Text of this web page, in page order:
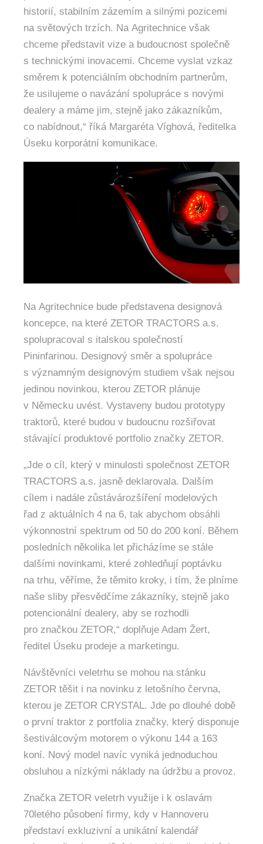
historií, stabilním zázemím a silnými pozicemi
na světových trzích. Na Agritechnice však
chceme představit vize a budoucnost společně
s technickými inovacemi. Chceme vyslat vzkaz
směrem k potenciálním obchodním partnerům,
že usilujeme o navázání spolupráce s novými
dealery a máme jim, stejně jako zákazníkům,
co nabídnout,“ říká Margaréta Víghová, ředitelka
Úseku korporátní komunikace.
Na Agritechnice bude představena designová
koncepce, na které ZETOR TRACTORS a.s.
spolupracoval s italskou společností
Pininfarinou. Designový směr a spolupráce
s významným designovým studiem však nejsou
jedinou novinkou, kterou ZETOR plánuje
v Německu uvést. Vystaveny budou prototypy
traktorů, které budou v budoucnu rozšiřovat
stávající produktové portfolio značky ZETOR.
„Jde o cíl, který v minulosti společnost ZETOR
TRACTORS a.s. jasně deklarovala. Dalším
cílem i nadále zůstávározšíření modelových
řad z aktuálních 4 na 6, tak abychom obsáhli
výkonnostní spektrum od 50 do 200 koní. Během
posledních několika let přicházíme se stále
dalšími novinkami, které zohledňují poptávku
na trhu, věříme, že těmito kroky, i tím, že plníme
naše sliby přesvědčíme zákazníky, stejně jako
potencionální dealery, aby se rozhodli
pro značkou ZETOR,“ doplňuje Adam Žert,
ředitel Úseku prodeje a marketingu.
Návštěvníci veletrhu se mohou na stánku
ZETOR těšit i na novinku z letošního června,
kterou je ZETOR CRYSTAL. Jde po dlouhé době
o první traktor z portfolia značky, který disponuje
šestiválcovým motorem o výkonu 144 a 163
koní. Nový model navíc vyniká jednoduchou
obsluhou a nízkými náklady na údržbu a provoz.
Značka ZETOR veletrh využije i k oslavám
70letého působení firmy, kdy v Hannoveru
představí exkluzivní a unikátní kalendář